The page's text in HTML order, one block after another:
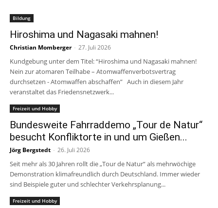
Bildung
Hiroshima und Nagasaki mahnen!
Christian Momberger - 27. Juli 2026
Kundgebung unter dem Titel: “Hiroshima und Nagasaki mahnen!
Nein zur atomaren Teilhabe – Atomwaffenverbotsvertrag
durchsetzen - Atomwaffen abschaffen” Auch in diesem Jahr
veranstaltet das Friedensnetzwerk...
Freizeit und Hobby
Bundesweite Fahrraddemo „Tour de Natur“
besucht Konfliktorte in und um Gießen...
Jörg Bergstedt - 26. Juli 2026
Seit mehr als 30 Jahren rollt die „Tour de Natur“ als mehrwöchige
Demonstration klimafreundlich durch Deutschland. Immer wieder
sind Beispiele guter und schlechter Verkehrsplanung...
Freizeit und Hobby